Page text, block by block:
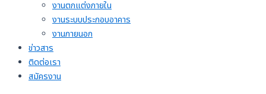
งานตกแต่งภายใน
งานระบบประกอบอาคาร
งานภายนอก
ข่าวสาร
ติดต่อเรา
สมัครงาน